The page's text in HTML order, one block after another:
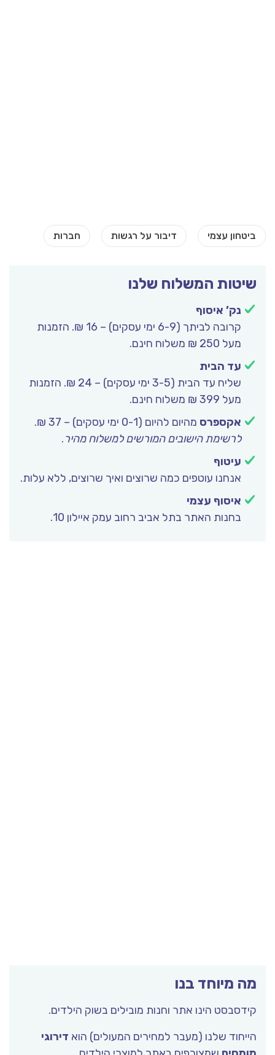
שיטות המשלוח שלנו
נק’ איסוף
קרובה לביתך (6-9 ימי עסקים) – 16 ₪. הזמנות
מעל 250 ₪ משלוח חינם.
עד הבית
שליח עד הבית (3-5 ימי עסקים) – 24 ₪. הזמנות
מעל 399 ₪ משלוח חינם.
אקספרס מהיום להיום (0-1 ימי עסקים) – 37 ₪.
לרשימת הישובים המורשים למשלוח מהיר.
עיטוף
אנחנו עוטפים כמה שרוצים ואיך שרוצים, ללא עלות.
איסוף עצמי
בחנות האתר בתל אביב רחוב עמק איילון 10.
מה מיוחד בנו
קידסבסט הינו אתר וחנות מובילים בשוק הילדים.
הייחוד שלנו (מעבר למחירים המעולים) הוא דירוגי